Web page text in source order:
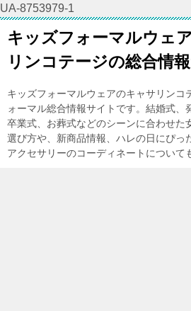
UA-8753979-1
キッズフォーマルウェ
リンコテージの総合情
キッズフォーマルウェアのキャサリンコ
ォーマル総合情報サイトです。結婚式、
卒業式、お葬式などのシーンに合わせた
選び方や、新商品情報、ハレの日にぴっ
アクセサリーのコーディネートについて